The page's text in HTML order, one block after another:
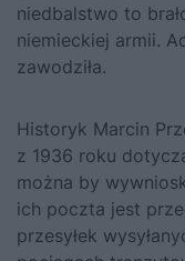
niedbalstwo to
niemieckiej armii.
zawodziła.
Historyk Marcin
z 1936 roku
można by
ich poczta jest
przesyłek